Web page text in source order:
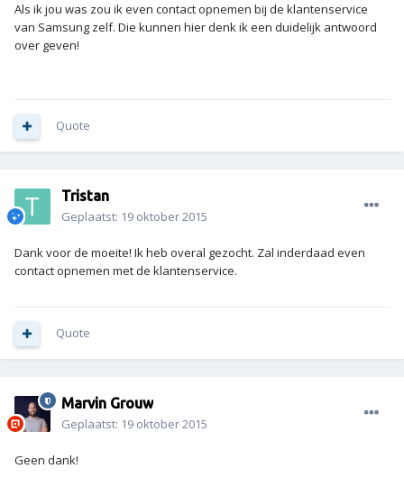
Als ik jou was zou ik even contact opnemen bij de klantenservice
van Samsung zelf. Die kunnen hier denk ik een duidelijk antwoord
over geven!
Quote
Tristan
Geplaatst: 19 oktober 2015
Dank voor de moeite! Ik heb overal gezocht. Zal inderdaad even
contact opnemen met de klantenservice.
Quote
Marvin Grouw
Geplaatst: 19 oktober 2015
Geen dank!